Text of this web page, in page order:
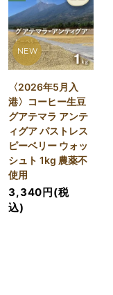
NEW
〈2026年5月入
港〉コーヒー生豆
グアテマラ アンテ
ィグア パストレス
ピーベリー ウォッ
シュト 1kg 農薬不
使用
3,340円(税
込)